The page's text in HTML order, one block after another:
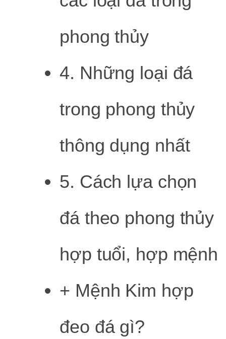
phong thủy
4. Những loại đá
trong phong thủy
thông dụng nhất
5. Cách lựa chọn
đá theo phong thủy
hợp tuổi, hợp mệnh
+ Mệnh Kim hợp
đeo đá gì?